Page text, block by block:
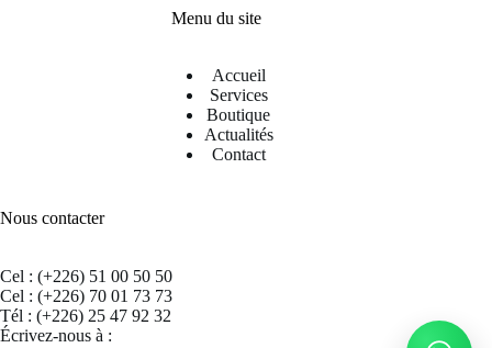
Menu du site
Accueil
Services
Boutique
Actualités
Contact
Nous contacter
Cel : (+226) 51 00 50 50
Cel : (+226) 70 01 73 73
Tél : (+226) 25 47 92 32
Écrivez-nous à :